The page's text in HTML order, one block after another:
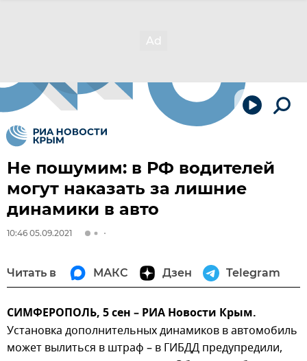
Не пошумим: в РФ водителей
могут наказать за лишние
динамики в авто
10:46 05.09.2021
Читать в МАКС Дзен Telegram
СИМФЕРОПОЛЬ, 5 сен – РИА Новости Крым.
Установка дополнительных динамиков в автомобиль
может вылиться в штраф – в ГИБДД предупредили,